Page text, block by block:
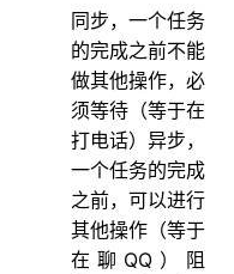
同步，一个任务
的完成之前不能
做其他操作，必
须等待（等于在
打电话）异步，
一个任务的完成
之前，可以进行
其他操作（等于
在聊QQ）阻